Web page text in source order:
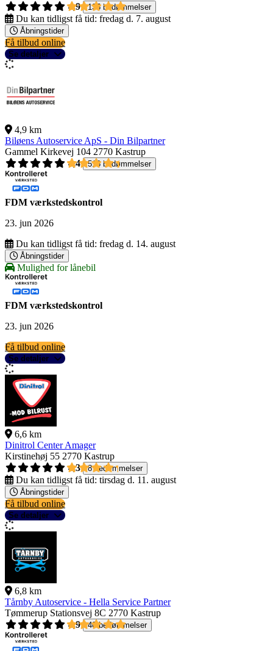
4,9
135 bedømmelser
Du kan tidligst få tid: fredag d. 7. august
Åbningstider
Få tilbud online
Se detaljer
4,9 km
Biløens Autoservice ApS - Din Bilpartner
Gammel Kirkevej 104 2770 Kastrup
4,4
518 bedømmelser
FDM værkstedskontrol
23. jun 2026
Du kan tidligst få tid: fredag d. 14. august
Åbningstider
Mulighed for lånebil
FDM værkstedskontrol
23. jun 2026
Få tilbud online
Se detaljer
6,6 km
Dinitrol Center Amager
Kirstinehøj 55 2770 Kastrup
4,3
8 bedømmelser
Du kan tidligst få tid: tirsdag d. 11. august
Åbningstider
Få tilbud online
Se detaljer
6,8 km
Tårnby Autoservice - Hella Service Partner
Tømmerup Stationsvej 8C 2770 Kastrup
4,9
40 bedømmelser